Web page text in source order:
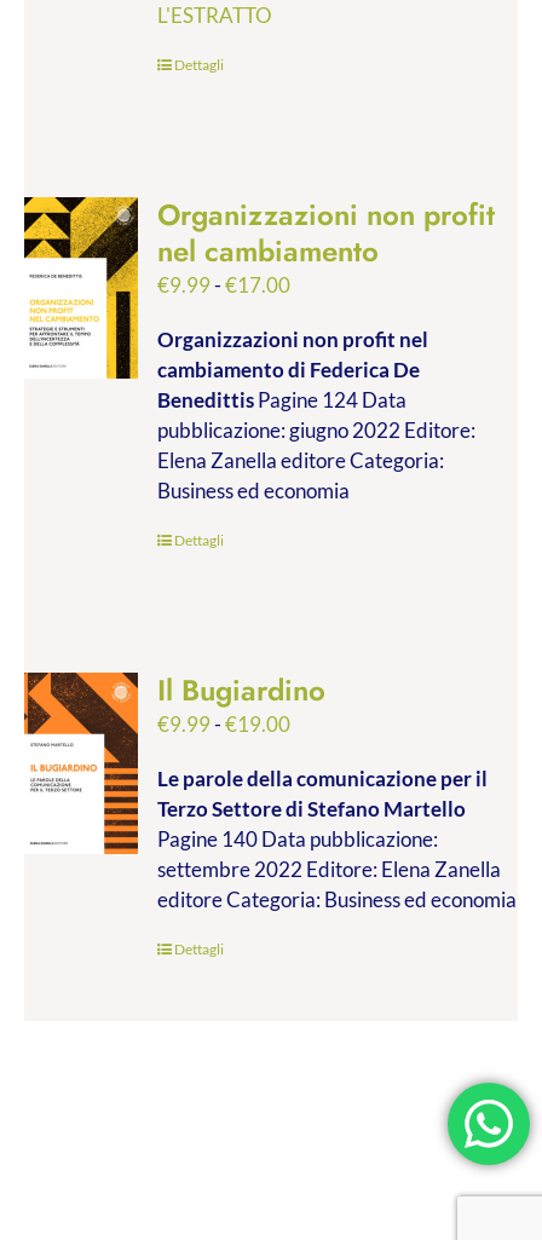
L'ESTRATTO
Dettagli
Organizzazioni non profit
nel cambiamento
€9.99-€17.00Fascia
prezzo:
da
€9.99
a
€17.00
Organizzazioni non profit nel
cambiamentodi Federica De
BenedittisPagine 124 Data
pubblicazione: giugno 2022 Editore:
Elena Zanella editore Categoria:
Business ed economia
Dettagli
Il Bugiardino
€9.99-€19.00Fascia
prezzo:
da
€9.99
a
€19.00
Le parole della comunicazione per il
Terzo Settoredi Stefano Martello
Pagine 140 Data pubblicazione:
settembre 2022 Editore: Elena Zanella
editore Categoria: Business ed economia
Dettagli